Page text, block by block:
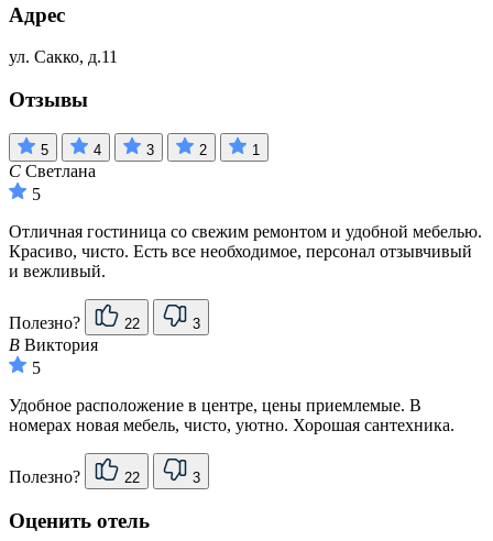
Адрес
ул. Сакко, д.11
Отзывы
5 4 3 2 1
С Светлана
5
Отличная гостиница со свежим ремонтом и удобной мебелью.
Красиво, чисто. Есть все необходимое, персонал отзывчивый
и вежливый.
Полезно? 22 3
В Виктория
5
Удобное расположение в центре, цены приемлемые. В
номерах новая мебель, чисто, уютно. Хорошая сантехника.
Полезно? 22 3
Оценить отель